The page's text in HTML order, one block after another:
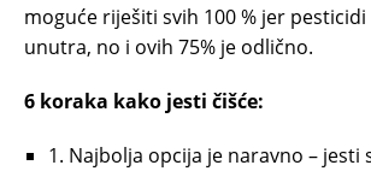
moguće riješiti svih 100 % jer
unutra, no i ovih 75% je odlično.
6 koraka kako jesti čišće:
1. Najbolja opcija je naravno – jesti